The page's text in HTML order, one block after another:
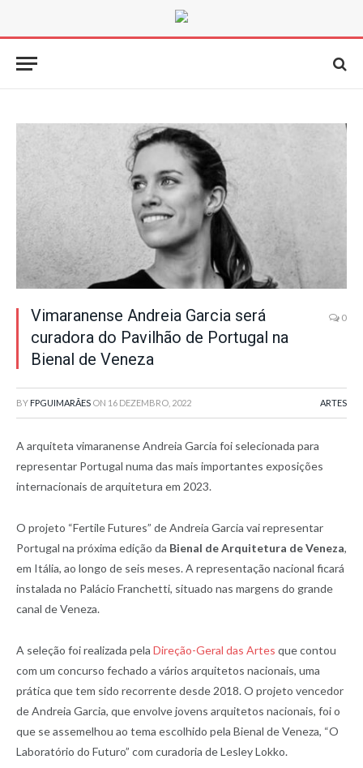
Vimaranense Andreia Garcia será
curadora do Pavilhão de Portugal na
Bienal de Veneza
0
BY FPGUIMARÃES ON 16 DEZEMBRO, 2022 ARTES
A arquiteta vimaranense Andreia Garcia foi selecionada para
representar Portugal numa das mais importantes exposições
internacionais de arquitetura em 2023.
O projeto “Fertile Futures” de Andreia Garcia vai representar
Portugal na próxima edição da Bienal de Arquitetura de Veneza,
em Itália, ao longo de seis meses. A representação nacional ficará
instalada no Palácio Franchetti, situado nas margens do grande
canal de Veneza.
A seleção foi realizada pela Direção-Geral das Artes que contou
com um concurso fechado a vários arquitetos nacionais, uma
prática que tem sido recorrente desde 2018. O projeto vencedor
de Andreia Garcia, que envolve jovens arquitetos nacionais, foi o
que se assemelhou ao tema escolhido pela Bienal de Veneza, “O
Laboratório do Futuro” com curadoria de Lesley Lokko.